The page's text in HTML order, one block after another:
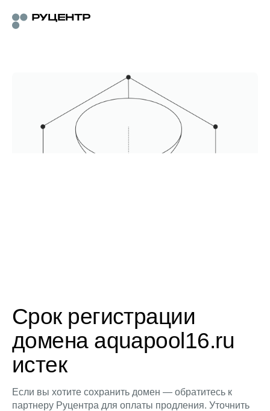
Срок регистрации
домена aquapool16.ru
истек
Если вы хотите сохранить домен — обратитесь к
партнеру Руцентра для оплаты продления. Уточнить